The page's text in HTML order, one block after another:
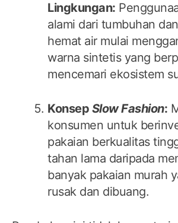
Lingkungan:
alami dari tumbuhan
hemat air mulai
warna sintetis yang
mencemari ekosistem
Konsep Slow Fashion:
konsumen untuk
pakaian berkualitas
tahan lama daripada
banyak pakaian murah
rusak dan dibuang.